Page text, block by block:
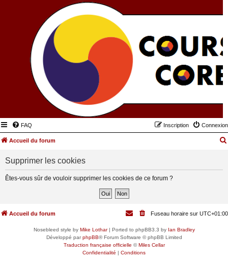
FAQ Connexion
Inscription
Accueil du forum
Supprimer les cookies
Êtes-vous sûr de vouloir supprimer les cookies de ce forum ?
Accueil du forum Fuseau horaire sur UTC+01:00
Nosebleed style by Mike Lothar| Ported to phpBB3.3 by Ian Bradley
Développé parphpBB® Forum Software © phpBB Limited
Traduction française officielle ©Miles Cellar
Confidentialité | Conditions